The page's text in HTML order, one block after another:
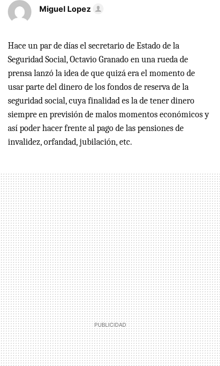
Miguel Lopez
Hace un par de días el secretario de Estado de la
Seguridad Social, Octavio Granado en una rueda de
prensa lanzó la idea de que quizá era el momento de
usar parte del dinero de los fondos de reserva de la
seguridad social, cuya finalidad es la de tener dinero
siempre en previsión de malos momentos económicos y
así poder hacer frente al pago de las pensiones de
invalidez, orfandad, jubilación, etc.